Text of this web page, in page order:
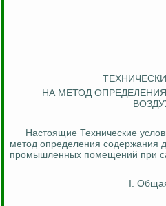
НА МЕТОД
Настоящие Технические
метод определения содержания
промышленных помещений при
I.